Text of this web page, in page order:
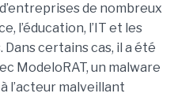
de nombreux
l’éducation, l’IT et les
certains cas, il a été
ModeloRAT, un malware
l’acteur malveillant